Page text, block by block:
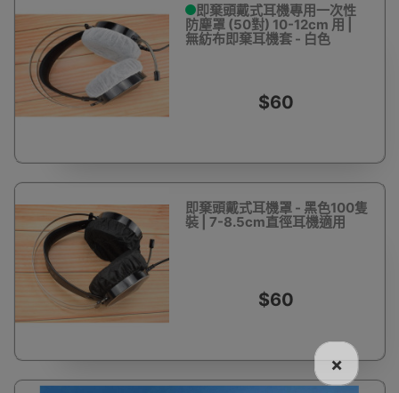
即棄頭戴式耳機專用一次性
防塵罩 (50對) 10-12cm 用 |
無紡布即棄耳機套 - 白色
$60
即棄頭戴式耳機罩 - 黑色100隻
裝 | 7-8.5cm直徑耳機適用
$60
×